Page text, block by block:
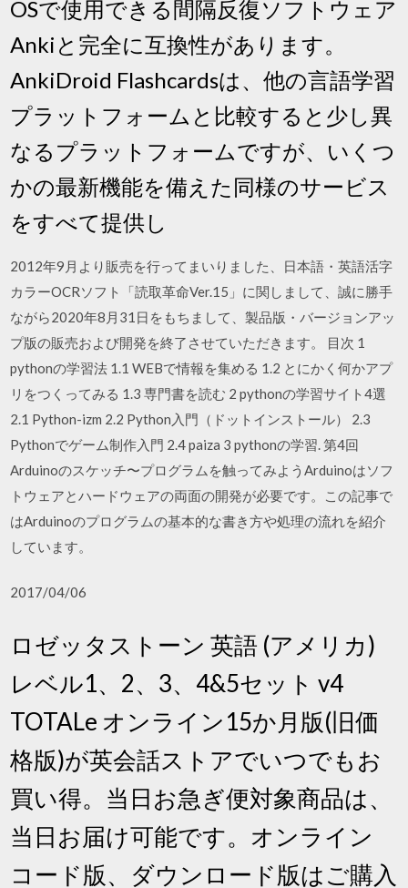
OSで使用できる間隔反復ソフトウェア
Ankiと完全に互換性があります。
AnkiDroid Flashcardsは、他の言語学習
プラットフォームと比較すると少し異
なるプラットフォームですが、いくつ
かの最新機能を備えた同様のサービス
をすべて提供し
2012年9月より販売を行ってまいりました、日本語・英語活字
カラーOCRソフト「読取革命Ver.15」に関しまして、誠に勝手
ながら2020年8月31日をもちまして、製品版・バージョンアッ
プ版の販売および開発を終了させていただきます。 目次 1
pythonの学習法 1.1 WEBで情報を集める 1.2 とにかく何かアプ
リをつくってみる 1.3 専門書を読む 2 pythonの学習サイト4選
2.1 Python-izm 2.2 Python入門（ドットインストール） 2.3
Pythonでゲーム制作入門 2.4 paiza 3 pythonの学習. 第4回
Arduinoのスケッチ〜プログラムを触ってみようArduinoはソフ
トウェアとハードウェアの両面の開発が必要です。この記事で
はArduinoのプログラムの基本的な書き方や処理の流れを紹介
しています。
2017/04/06
ロゼッタストーン 英語 (アメリカ)
レベル1、2、3、4&5セット v4
TOTALe オンライン15か月版(旧価
格版)が英会話ストアでいつでもお
買い得。当日お急ぎ便対象商品は、
当日お届け可能です。オンライン
コード版、ダウンロード版はご購入